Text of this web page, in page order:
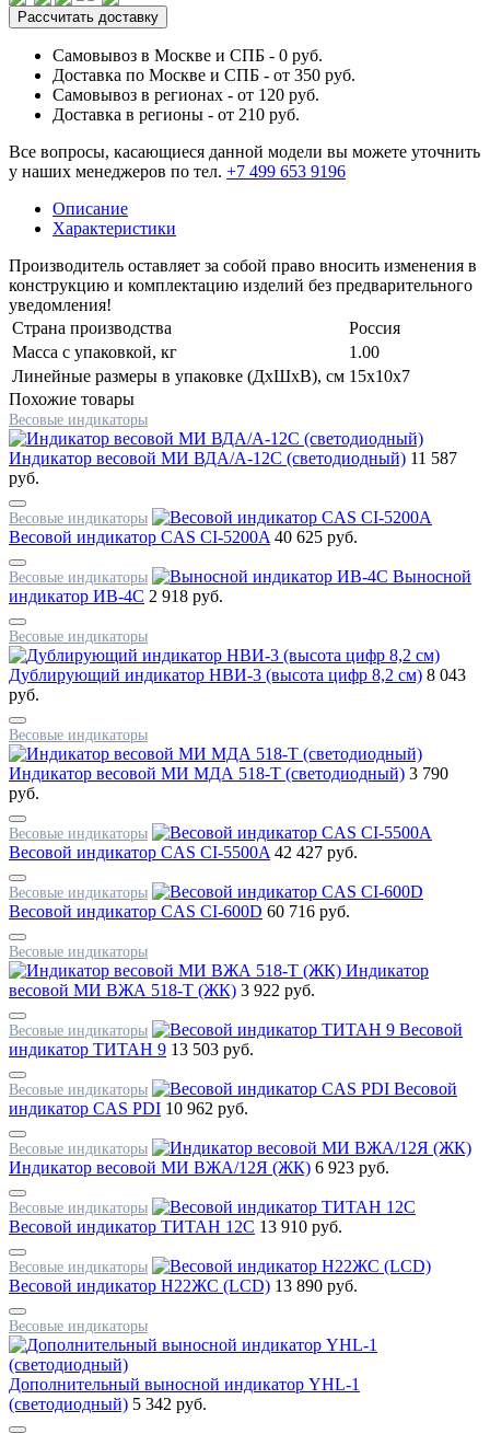
Рассчитать доставку
Самовывоз в Москве и СПБ - 0 руб.
Доставка по Москве и СПБ - от 350 руб.
Самовывоз в регионах - от 120 руб.
Доставка в регионы - от 210 руб.
Все вопросы, касающиеся данной модели вы можете уточнить
у наших менеджеров по тел. +7 499 653 9196
Описание
Характеристики
Производитель оставляет за собой право вносить изменения в
конструкцию и комплектацию изделий без предварительного
уведомления!
Страна производства
Россия
Масса с упаковкой, кг
1.00
Линейные размеры в упаковке (ДxШxВ), см 15x10x7
Похожие товары
Весовые индикаторы
Индикатор весовой МИ ВДА/А-12С (светодиодный) 11 587
руб.
Весовые индикаторы
Весовой индикатор CAS CI-5200A 40 625 руб.
Весовые индикаторы
Выносной
индикатор ИВ-4С 2 918 руб.
Весовые индикаторы
Дублирующий индикатор НВИ-3 (высота цифр 8,2 см) 8 043
руб.
Весовые индикаторы
Индикатор весовой МИ МДА 518-Т (светодиодный) 3 790
руб.
Весовые индикаторы
Весовой индикатор CAS CI-5500A 42 427 руб.
Весовые индикаторы
Весовой индикатор CAS CI-600D 60 716 руб.
Весовые индикаторы
Индикатор
весовой МИ ВЖА 518-Т (ЖК) 3 922 руб.
Весовые индикаторы
Весовой
индикатор ТИТАН 9 13 503 руб.
Весовые индикаторы
Весовой
индикатор CAS PDI 10 962 руб.
Весовые индикаторы
Индикатор весовой МИ ВЖА/12Я (ЖК) 6 923 руб.
Весовые индикаторы
Весовой индикатор ТИТАН 12С 13 910 руб.
Весовые индикаторы
Весовой индикатор Н22ЖС (LCD) 13 890 руб.
Весовые индикаторы
Дополнительный выносной индикатор YHL-1
(светодиодный) 5 342 руб.